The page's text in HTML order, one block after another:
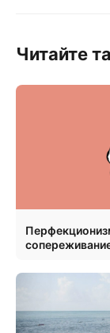
Читайте